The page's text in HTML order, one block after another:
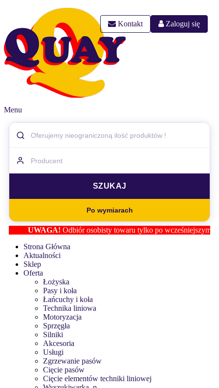
Kontakt Zaloguj się
Menu
Po wymiarach
UWAGA!Odbiór osobisty towaru tylko po wcześniejszym
Strona Główna
Aktualności
Sklep
Oferta
Łożyska
Pasy i koła
Łańcuchy i koła
Technika liniowa
Motoryzacja
Sprzęgła
Silniki
Akcesoria
Usługi
Zgrzewanie pasów
Cięcie pasów
Cięcie elementów techniki liniowej